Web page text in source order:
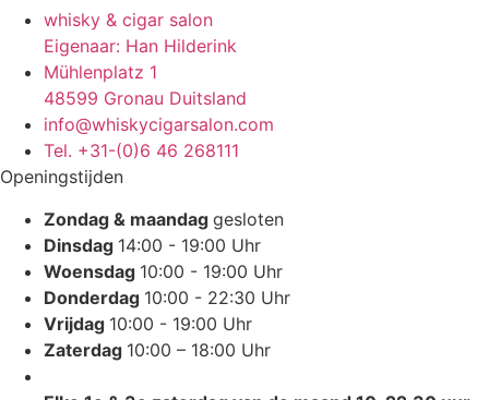
whisky & cigar salon
Eigenaar: Han Hilderink
Mühlenplatz 1
48599 Gronau Duitsland
info@whiskycigarsalon.com
Tel. +31-(0)6 46 268111
Openingstijden
Zondag & maandag gesloten
Dinsdag 14:00 - 19:00 Uhr
Woensdag 10:00 - 19:00 Uhr
Donderdag 10:00 - 22:30 Uhr
Vrijdag 10:00 - 19:00 Uhr
Zaterdag 10:00 – 18:00 Uhr